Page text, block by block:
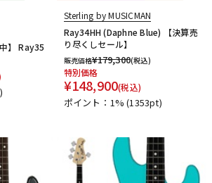
】 Ray35
Sterling by MUSICMAN
Ray34HH (Daphne Blue) 【決算売
り尽くしセール】
販売価格¥179,300(税込)
特別価格
¥148,900(税込)
ポイント：1%(1353pt)